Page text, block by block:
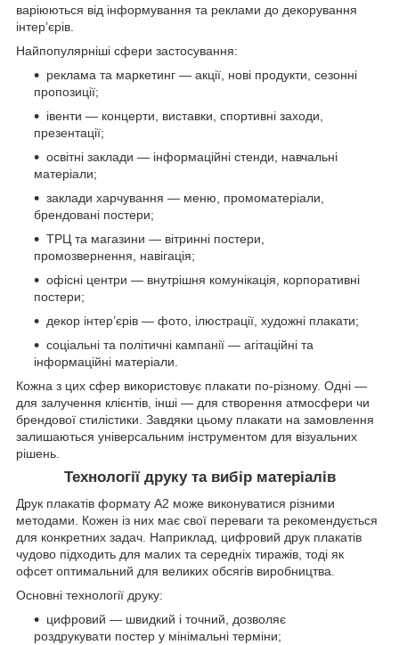
варіюються від інформування та реклами до декорування
інтер’єрів.
Найпопулярніші сфери застосування:
реклама та маркетинг — акції, нові продукти, сезонні
пропозиції;
івенти — концерти, виставки, спортивні заходи,
презентації;
освітні заклади — інформаційні стенди, навчальні
матеріали;
заклади харчування — меню, промоматеріали,
брендовані постери;
ТРЦ та магазини — вітринні постери,
промозвернення, навігація;
офісні центри — внутрішня комунікація, корпоративні
постери;
декор інтер’єрів — фото, ілюстрації, художні плакати;
соціальні та політичні кампанії — агітаційні та
інформаційні матеріали.
Кожна з цих сфер використовує плакати по-різному. Одні —
для залучення клієнтів, інші — для створення атмосфери чи
брендової стилістики. Завдяки цьому плакати на замовлення
залишаються універсальним інструментом для візуальних
рішень.
Технології друку та вибір матеріалів
Друк плакатів формату А2 може виконуватися різними
методами. Кожен із них має свої переваги та рекомендується
для конкретних задач. Наприклад, цифровий друк плакатів
чудово підходить для малих та середніх тиражів, тоді як
офсет оптимальний для великих обсягів виробництва.
Основні технології друку:
цифровий — швидкий і точний, дозволяє
роздрукувати постер у мінімальні терміни;